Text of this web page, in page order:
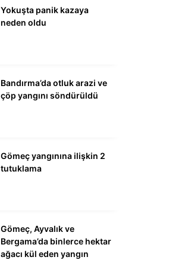
Yokuşta panik kazaya
neden oldu
Bandırma’da otluk arazi ve
çöp yangını söndürüldü
Gömeç yangınına ilişkin 2
tutuklama
Gömeç, Ayvalık ve
Bergama’da binlerce hektar
ağacı kül eden yangın